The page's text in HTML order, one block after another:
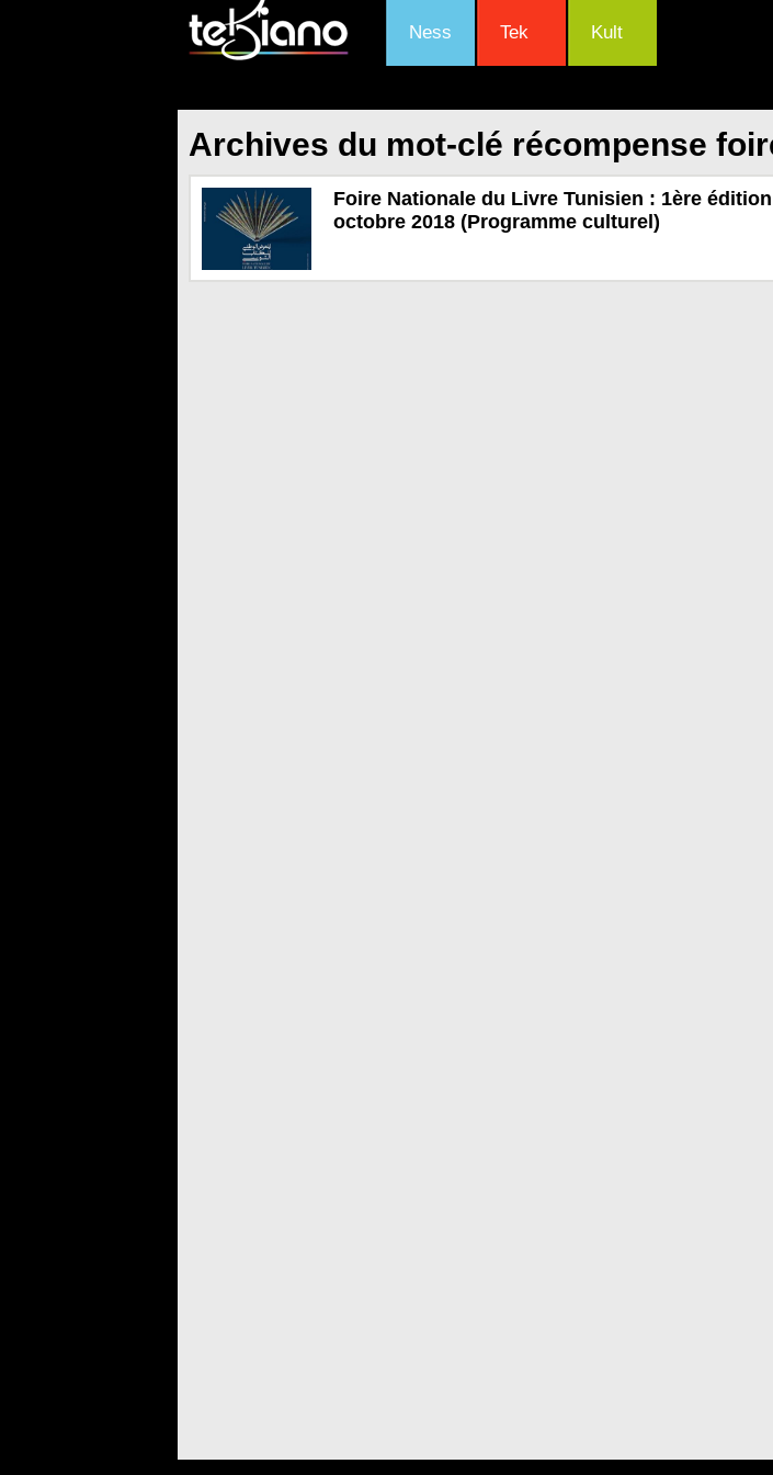
Ness Tek Kult
Archives du mot-clé récompense
Foire Nationale du Livre Tunisien : 1ère
octobre 2018 (Programme culturel)